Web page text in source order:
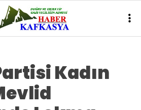
Kadın